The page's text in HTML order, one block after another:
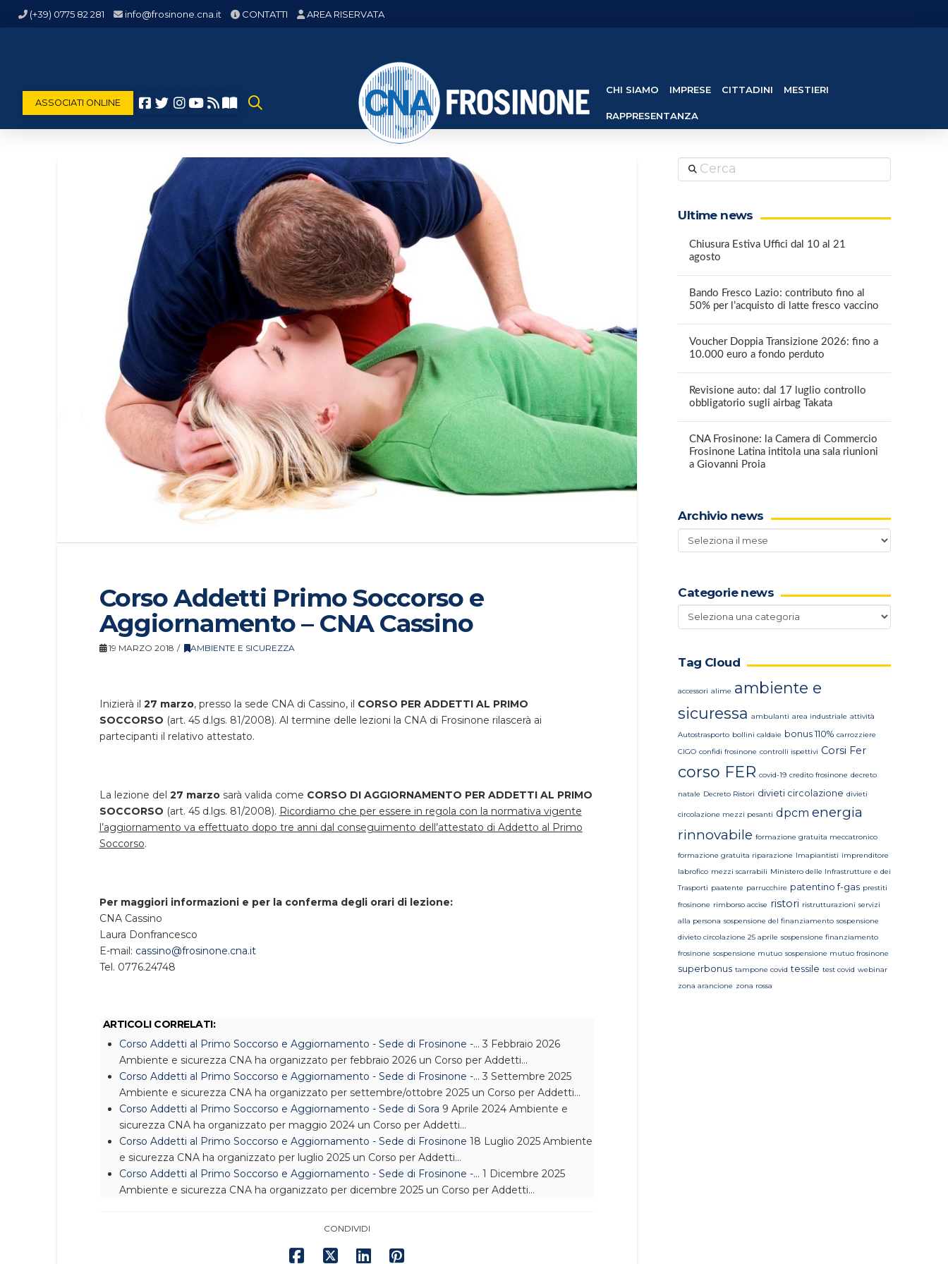
(+39) 0775 82 281 info@frosinone.cna.it CONTATTI AREA RISERVATA
ASSOCIATI ONLINE
CHI SIAMO IMPRESE CITTADINI MESTIERI
RAPPRESENTANZA
Corso Addetti Primo Soccorso e
Aggiornamento – CNA Cassino
19 MARZO 2018 AMBIENTE E SICUREZZA
Inizierà il 27 marzo, presso la sede CNA di Cassino, il CORSO PER ADDETTI AL PRIMO
SOCCORSO (art. 45 d.lgs. 81/2008). Al termine delle lezioni la CNA di Frosinone rilascerà ai
partecipanti il relativo attestato.
La lezione del 27 marzosarà valida come CORSO DI AGGIORNAMENTO PER ADDETTI AL PRIMO
SOCCORSO (art. 45 d.lgs. 81/2008). Ricordiamo che per essere in regola con la normativa vigente
l’aggiornamento va effettuato dopo tre anni dal conseguimento dell’attestato di Addetto al Primo
Soccorso.
Per maggiori informazioni e per la conferma degli orari di lezione:
CNA Cassino
Laura Donfrancesco
E-mail: cassino@frosinone.cna.it
Tel. 0776.24748
ARTICOLI CORRELATI:
Corso Addetti al Primo Soccorso e Aggiornamento - Sede di Frosinone -… 3 Febbraio 2026
Ambiente e sicurezza CNA ha organizzato per febbraio 2026 un Corso per Addetti…
Corso Addetti al Primo Soccorso e Aggiornamento - Sede di Frosinone -… 3 Settembre 2025
Ambiente e sicurezza CNA ha organizzato per settembre/ottobre 2025 un Corso per Addetti…
Corso Addetti al Primo Soccorso e Aggiornamento - Sede di Sora 9 Aprile 2024 Ambiente e
sicurezza CNA ha organizzato per maggio 2024 un Corso per Addetti…
Corso Addetti al Primo Soccorso e Aggiornamento - Sede di Frosinone 18 Luglio 2025 Ambiente
e sicurezza CNA ha organizzato per luglio 2025 un Corso per Addetti…
Corso Addetti al Primo Soccorso e Aggiornamento - Sede di Frosinone -… 1 Dicembre 2025
Ambiente e sicurezza CNA ha organizzato per dicembre 2025 un Corso per Addetti…
CONDIVIDI
Cerca
Ultime news
Chiusura Estiva Uffici dal 10 al 21
agosto
Bando Fresco Lazio: contributo fino al
50% per l’acquisto di latte fresco vaccino
Voucher Doppia Transizione 2026: fino a
10.000 euro a fondo perduto
Revisione auto: dal 17 luglio controllo
obbligatorio sugli airbag Takata
CNA Frosinone: la Camera di Commercio
Frosinone Latina intitola una sala riunioni
a Giovanni Proia
Archivio news
Archivio
news
Categorie news
Categorie
news
Tag Cloud
accessori alime ambiente e
sicuressa ambulanti area industriale attività
Autostrasporto bollini caldaie bonus 110% carrozziere
CIGO confidi frosinone controlli ispettivi Corsi Fer
corso FER covid-19 credito frosinone decreto
natale Decreto Ristori divieti circolazione divieti
circolazione mezzi pesanti dpcm energia
rinnovabile formazione gratuita meccatronico
formazione gratuita riparazione Imapiantisti imprenditore
labrofico mezzi scarrabili Ministero delle Infrastrutture e dei
Trasporti paatente parrucchire patentino f-gas prestiti
frosinone rimborso accise ristori ristrutturazioni servizi
alla persona sospensione del finanziamento sospensione
divieto circolazione 25 aprile sospensione finanziamento
frosinone sospensione mutuo sospensione mutuo frosinone
superbonus tampone covid tessile test covid webinar
zona arancione zona rossa